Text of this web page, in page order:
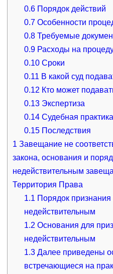
0.6 Порядок действий
0.7 Особенности
0.8 Требуемые
0.9 Расходы на
0.10 Сроки
0.11 В какой суд
0.12 Кто может
0.13 Экспертиза
0.14 Судебная практика
0.15 Последствия
1 Завещание не
закона, основания и
недействительным
Территория Права
1.1 Порядок
недействительным
1.2 Основания для
недействительным
1.3 Далее приведены
встречающиеся на